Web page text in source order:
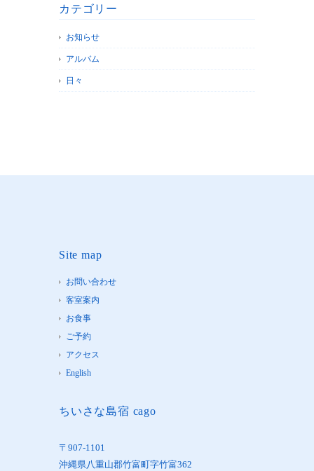
カテゴリー
お知らせ
アルバム
日々
Site map
お問い合わせ
客室案内
お食事
ご予約
アクセス
English
ちいさな島宿 cago
〒907-1101
沖縄県八重山郡竹富町字竹富362